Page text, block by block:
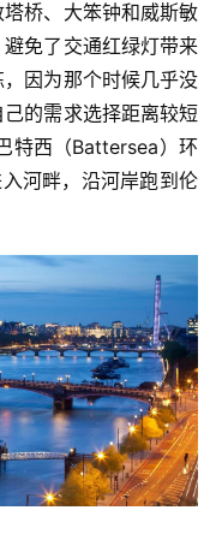
桥、大笨钟和威斯敏
免了交通红绿灯带来
因为那个时候几乎没
的需求选择距离较短
特西（Battersea）环
河畔，沿河岸跑到伦